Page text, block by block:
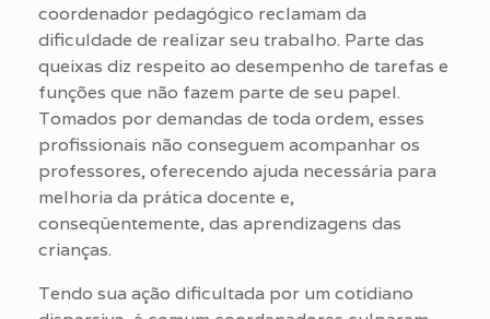
coordenador pedagógico reclamam da
dificuldade de realizar seu trabalho. Parte das
queixas diz respeito ao desempenho de tarefas e
funções que não fazem parte de seu papel.
Tomados por demandas de toda ordem, esses
profissionais não conseguem acompanhar os
professores, oferecendo ajuda necessária para
melhoria da prática docente e,
conseqüentemente, das aprendizagens das
crianças.
Tendo sua ação dificultada por um cotidiano